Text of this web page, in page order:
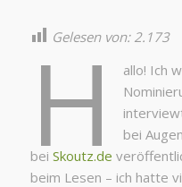
Gelesen von: 2.173
H
allo! Ich
bei
bei Skoutz.de
beim Lesen – ich hatte